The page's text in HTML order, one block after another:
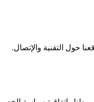
حول التقنية والإتصال.